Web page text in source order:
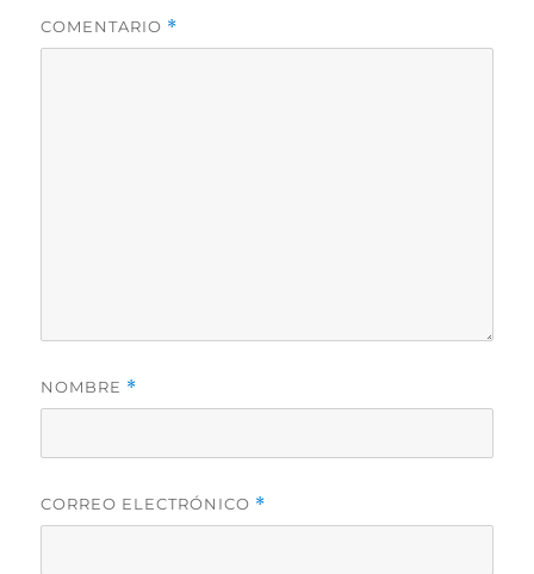
COMENTARIO *
NOMBRE *
CORREO ELECTRÓNICO *